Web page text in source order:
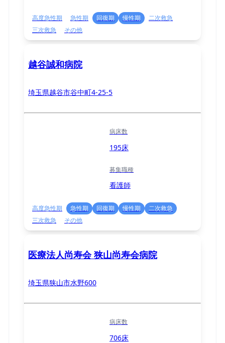
高度急性期 急性期 回復期 慢性期
二次救急
三次救急
その他
越谷誠和病院
埼玉県越谷市谷中町4-25-5
病床数
195床
募集職種
看護師
高度急性期 急性期 回復期 慢性期
二次救急
三次救急
その他
医療法人尚寿会 狭山尚寿会病院
埼玉県狭山市水野600
病床数
706床